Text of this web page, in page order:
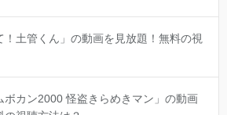
！土管くん」の動画を見放題！無料の視
ボカン2000 怪盗きらめきマン」の動画